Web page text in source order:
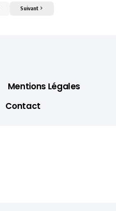
Suivant
Mentions Légales
Contact